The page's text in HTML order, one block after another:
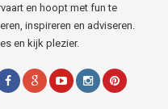
en hoopt met fun te
inspireren en adviseren.
en kijk plezier.